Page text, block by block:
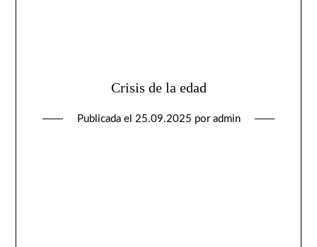
Crisis de la edad
Publicada el 25.09.2025 por admin